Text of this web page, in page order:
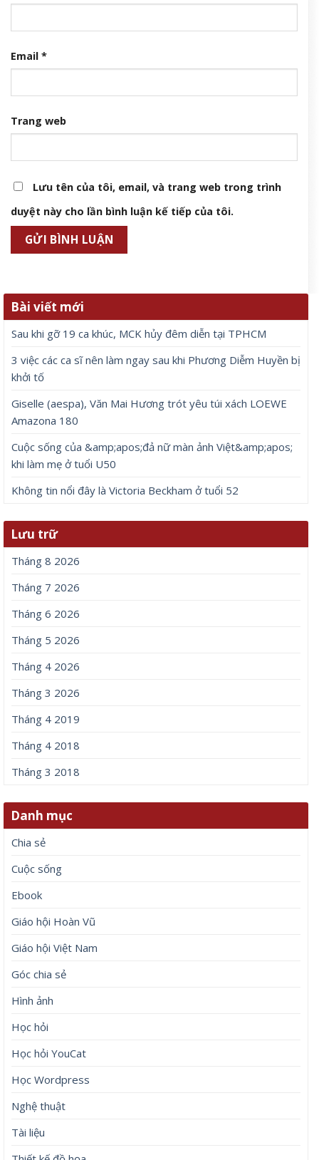
Email *
Trang web
Lưu tên của tôi, email, và trang web trong trình
duyệt này cho lần bình luận kế tiếp của tôi.
Bài viết mới
Sau khi gỡ 19 ca khúc, MCK hủy đêm diễn tại TPHCM
3 việc các ca sĩ nên làm ngay sau khi Phương Diễm Huyền bị
khởi tố
Giselle (aespa), Văn Mai Hương trót yêu túi xách LOEWE
Amazona 180
Cuộc sống của &amp;apos;đả nữ màn ảnh Việt&amp;apos;
khi làm mẹ ở tuổi U50
Không tin nổi đây là Victoria Beckham ở tuổi 52
Lưu trữ
Tháng 8 2026
Tháng 7 2026
Tháng 6 2026
Tháng 5 2026
Tháng 4 2026
Tháng 3 2026
Tháng 4 2019
Tháng 4 2018
Tháng 3 2018
Danh mục
Chia sẻ
Cuộc sống
Ebook
Giáo hội Hoàn Vũ
Giáo hội Việt Nam
Góc chia sẻ
Hình ảnh
Học hỏi
Học hỏi YouCat
Học Wordpress
Nghệ thuật
Tài liệu